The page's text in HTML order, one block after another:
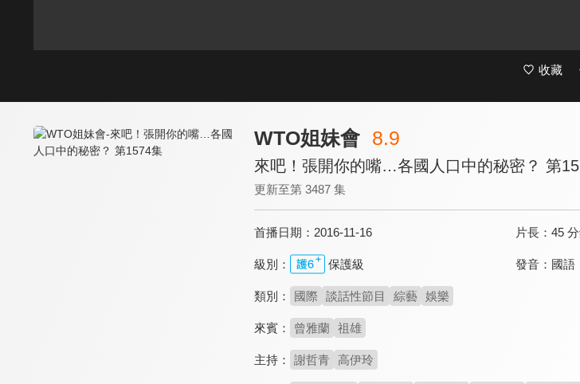
收藏
WTO姐妹會 8.9
來吧！張開你的嘴…各國人口中的秘密？ 第
更新至第 3487 集
首播日期： 2016-11-16 片長： 45
級別： 保護級 發音： 國語
類別： 國際 談話性節目 綜藝 娛樂
來賓： 曾雅蘭 祖雄
主持： 謝哲青 高伊玲